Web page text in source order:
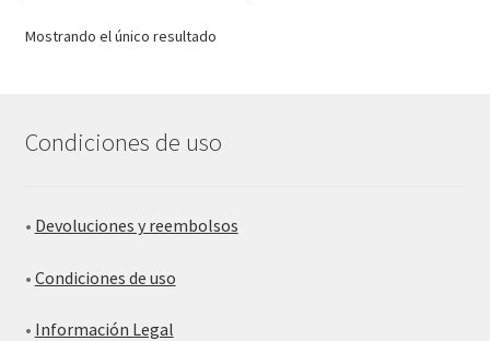
Mostrando el único resultado
Condiciones de uso
• Devoluciones y reembolsos
• Condiciones de uso
• Información Legal